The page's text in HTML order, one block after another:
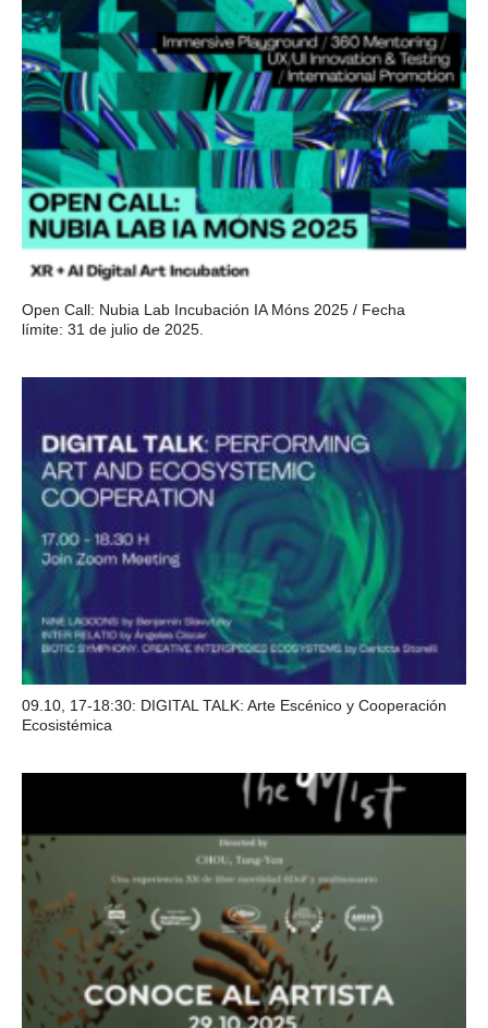
Open Call: Nubia Lab Incubación IA Móns 2025 / Fecha
límite: 31 de julio de 2025.
09.10, 17-18:30: DIGITAL TALK: Arte Escénico y Cooperación
Ecosistémica